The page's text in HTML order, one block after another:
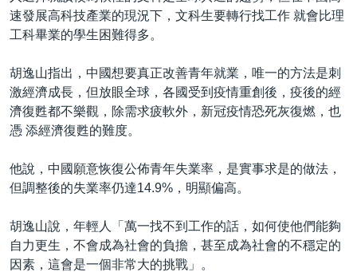
速發展高科技產業的現況下，文科生要轉行找工作 就會比理
工科畢業的學生困難得多。
胡逸山指出，中國想要真正改善青年就業，唯一的方法是刺
激經濟成長，但放眼全球，各國受到疫情重創後，疫後的經
濟復甦都不樂觀，除需求疲軟外，新冠疫情恐死灰復燃，也
憑 添經濟復甦的難度。
他說，中國願意恢復公佈青年失業率，是實事求是的做法，
但調整後的失業率仍達14.9%，明顯偏高。
胡逸山說，年輕人「萬一找不到工作的話，如何使他們能夠
自力更生，不會成為社會的負擔，甚至成為社會的不穩定的
因素，這會是一個非常大的挑戰」。